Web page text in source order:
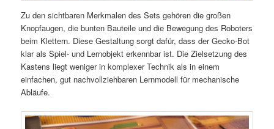
Zu den sichtbaren Merkmalen des Sets gehören die großen
Knopfaugen, die bunten Bauteile und die Bewegung des Roboters
beim Klettern. Diese Gestaltung sorgt dafür, dass der Gecko-Bot
klar als Spiel- und Lernobjekt erkennbar ist. Die Zielsetzung des
Kastens liegt weniger in komplexer Technik als in einem
einfachen, gut nachvollziehbaren Lernmodell für mechanische
Abläufe.